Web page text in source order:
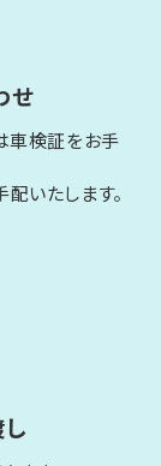
せ
車検証をお手
いたします。